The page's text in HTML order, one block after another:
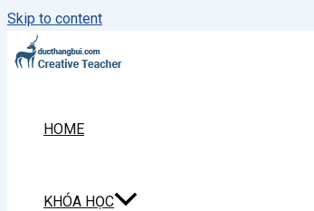
Skip to content
HOME
KHÓA HỌC